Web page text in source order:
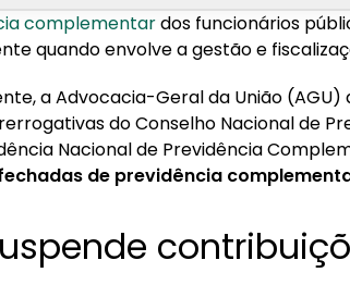
contribuições extraordinárias
e Competência do CNPC e Previc
para o futuro
complementardos funcionários
quando envolve a gestão e
a Advocacia-Geral da União (AGU)
do Conselho Nacional de
Nacional de Previdência
de previdência